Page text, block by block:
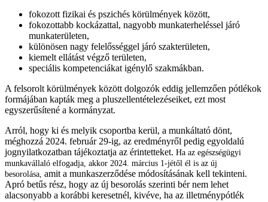
fokozott fizikai és pszichés körülmények között,
fokozottabb kockázattal, nagyobb munkaterheléssel járó
munkaterületen,
különösen nagy felelősséggel járó szakterületen,
kiemelt ellátást végző területen,
speciális kompetenciákat igénylő szakmákban.
A felsorolt körülmények között dolgozók eddig jellemzően pótlékok
formájában kapták meg a pluszellentételezéseiket, ezt most
egyszerűsítené a kormányzat.
Arról, hogy ki és melyik csoportba kerül, a munkáltató dönt,
méghozzá 2024. február 29-ig, az eredményről pedig egyoldalú
jognyilatkozatban tájékoztatja az érintetteket. Ha az egészségügyi
munkavállaló elfogadja, akkor 2024. március 1-jétől él is az új
besorolása, amit a munkaszerződése módosításának kell tekinteni.
Apró betűs rész, hogy az új besorolás szerinti bér nem lehet
alacsonyabb a korábbi keresetnél, kivéve, ha az illetménypótlék